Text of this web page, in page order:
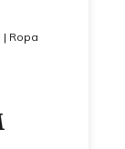
| Ropa